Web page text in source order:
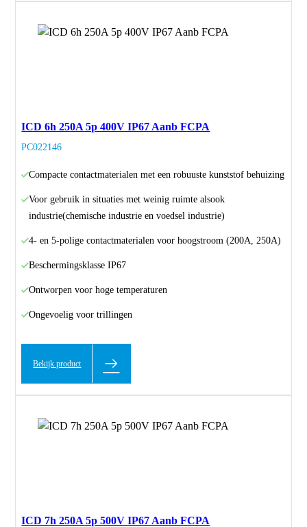
ICD 6h 250A 5p 400V IP67 Aanb FCPA
PC022146
Compacte contactmaterialen met een robuuste kunststof behuizing
Voor gebruik in situaties met weinig ruimte alsook
industrie(chemische industrie en voedsel industrie)
4- en 5-polige contactmaterialen voor hoogstroom (200A, 250A)
Beschermingsklasse IP67
Ontworpen voor hoge temperaturen
Ongevoelig voor trillingen
Bekijk product
ICD 7h 250A 5p 500V IP67 Aanb FCPA